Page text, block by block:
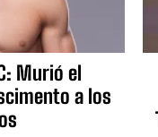
Murió el
a los